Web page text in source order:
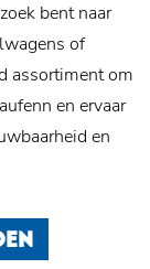
bent naar
of
assortiment om
en ervaar
en